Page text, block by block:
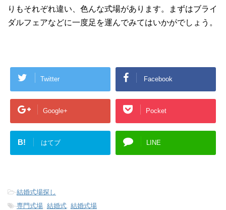
りもそれぞれ違い、色んな式場があります。まずはブライ
ダルフェアなどに一度足を運んでみてはいかがでしょう。
Twitter Facebook
Google+ Pocket
B! はてブ LINE
-結婚式場探し
-専門式場 結婚式 結婚式場